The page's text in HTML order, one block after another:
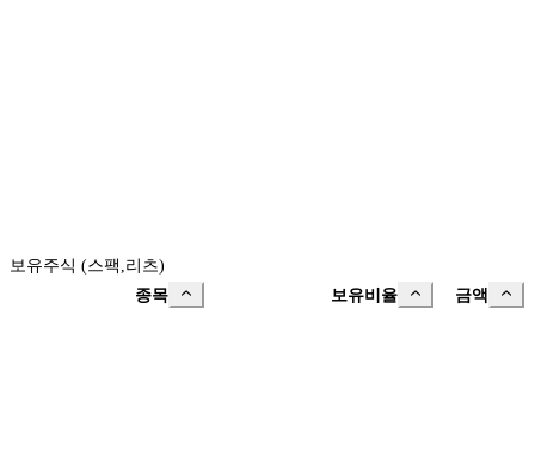
보유주식 (스팩,리츠)
종목
보유비율 금액